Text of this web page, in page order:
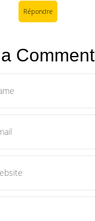
Répondre
Comment